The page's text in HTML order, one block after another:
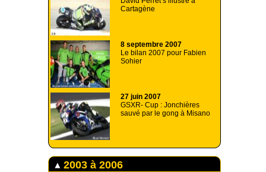
Cartagène
8 septembre 2007
Le bilan 2007 pour Fabien
Sohier
27 juin 2007
GSXR- Cup : Jonchières
sauvé par le gong à Misano
2003 à 2006